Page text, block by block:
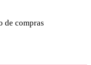
de compras